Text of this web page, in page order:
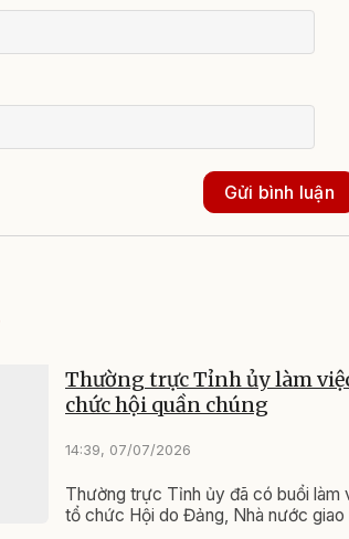
Gửi bình luận
Thường trực Tỉnh ủy làm
chức hội quần chúng
14:39, 07/07/2026
Thường trực Tỉnh ủy đã có buổi
tổ chức Hội do Đảng, Nhà nước giao